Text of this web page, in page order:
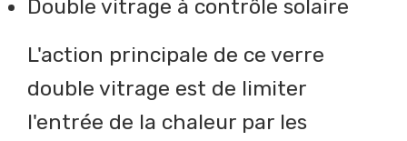
Double vitrage à contrôle solaire
L'action principale de ce verre
double vitrage est de limiter
l'entrée de la chaleur par les